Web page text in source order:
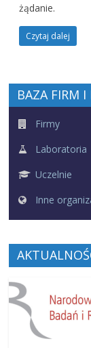
żądanie.
Czytaj dalej
BAZA FIRM
Firmy
Laboratoria
Uczelnie
Inne